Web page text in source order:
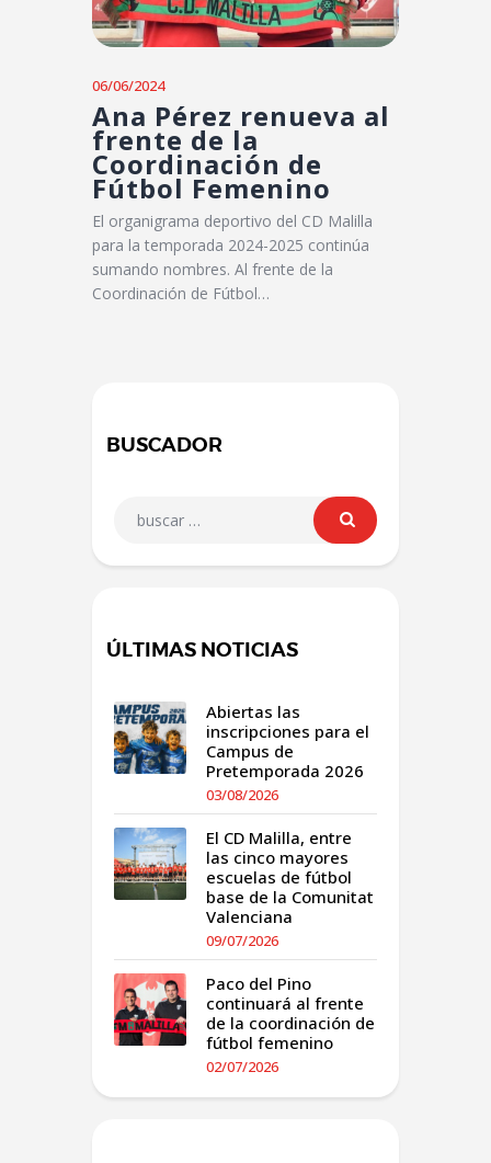
06/06/2024
Ana Pérez renueva al
frente de la
Coordinación de
Fútbol Femenino
El organigrama deportivo del CD Malilla
para la temporada 2024-2025 continúa
sumando nombres. Al frente de la
Coordinación de Fútbol…
BUSCADOR
ÚLTIMAS NOTICIAS
Abiertas las
inscripciones para el
Campus de
Pretemporada 2026
03/08/2026
El CD Malilla, entre
las cinco mayores
escuelas de fútbol
base de la Comunitat
Valenciana
09/07/2026
Paco del Pino
continuará al frente
de la coordinación de
fútbol femenino
02/07/2026